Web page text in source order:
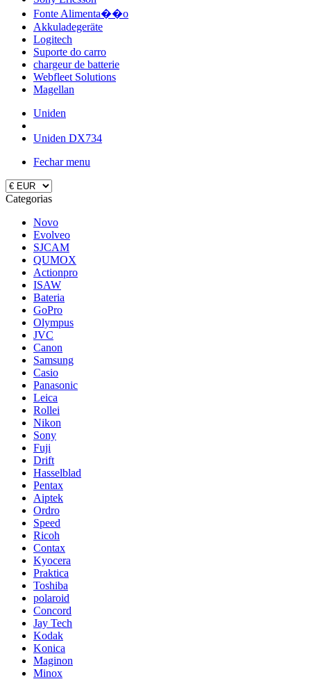
Fonte Alimenta��o
Akkuladegeräte
Logitech
Suporte do carro
chargeur de batterie
Webfleet Solutions
Magellan
Uniden
Uniden DX734
Fechar menu
Categorias
Novo
Evolveo
SJCAM
QUMOX
Actionpro
ISAW
Bateria
GoPro
Olympus
JVC
Canon
Samsung
Casio
Panasonic
Leica
Rollei
Nikon
Sony
Fuji
Drift
Hasselblad
Pentax
Aiptek
Ordro
Speed
Ricoh
Contax
Kyocera
Praktica
Toshiba
polaroid
Concord
Jay Tech
Kodak
Konica
Maginon
Minox